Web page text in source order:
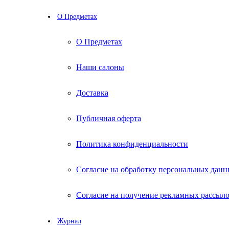
О Предметах
О Предметах
Наши салоны
Доставка
Публичная оферта
Политика конфиденциальности
Согласие на обработку персональных
Согласие на получение рекламных
Журнал